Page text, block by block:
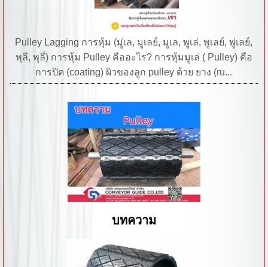
Pulley Lagging การหุ้ม (มู่เล, มูเลย์, มูเล, พูเล่, พูเลย์, พู่เลย์,
พุลี, พุลี่) การหุ้ม Pulley คืออะไร? การหุ้มมูเล่ ( Pulley) คือ
การปิด (coating) ผิวของลูก pulley ด้วย ยาง (ru...
บทความ